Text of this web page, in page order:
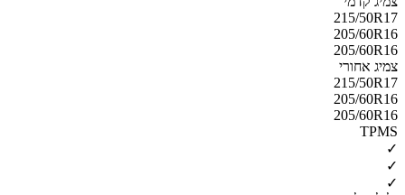
215/50R17
205/60R16
205/60R16
צמיג אחורי
215/50R17
205/60R16
205/60R16
TPMS
✓
✓
✓